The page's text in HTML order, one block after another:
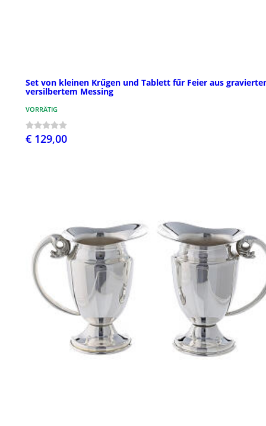
Set von kleinen Krűgen und Tablett fűr Feier aus
versilbertem Messing
VORRÄTIG
€ 129,00